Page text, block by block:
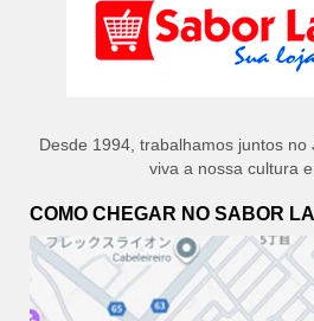
Desde 1994, trabalhamos juntos
viva a nossa cultura
COMO CHEGAR NO SABOR